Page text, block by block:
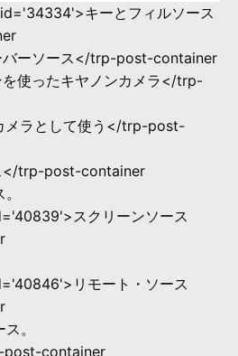
キーとフィルソース
バーソース</trp-post-container
を使ったキヤノンカメラ</trp-
メラとして使う</trp-post-
</trp-post-container
スクリーンソース
リモート・ソース
。
post-container